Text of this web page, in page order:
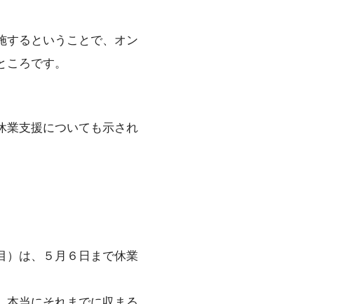
するということで、オン
ろです。
業支援についても示され
）は、５月６日まで休業